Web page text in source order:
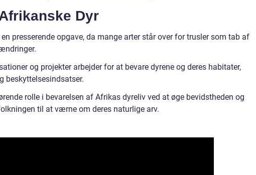
Dyr
presserende opgave, da mange arter står over for trusler som tab af
og projekter arbejder for at bevare dyrene og deres habitater,
beskyttelsesindsatser.
rolle i bevarelsen af Afrikas dyreliv ved at øge bevidstheden og
til at værne om deres naturlige arv.